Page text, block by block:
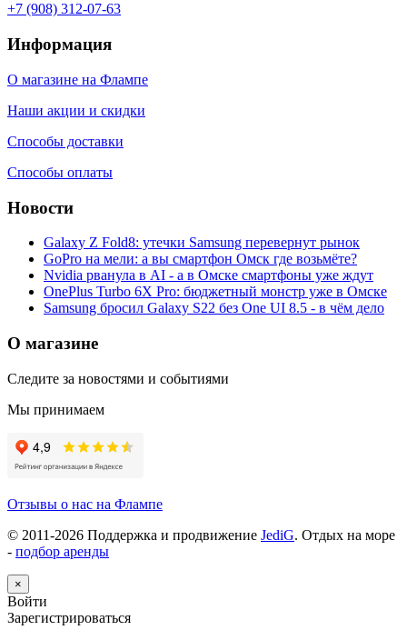
+7 (908) 312-07-63
Информация
О магазине на Флампе
Наши акции и скидки
Способы доставки
Способы оплаты
Новости
Galaxy Z Fold8: утечки Samsung перевернут рынок
GoPro на мели: а вы смартфон Омск где возьмёте?
Nvidia рванула в AI - а в Омске смартфоны уже ждут
OnePlus Turbo 6X Pro: бюджетный монстр уже в Омске
Samsung бросил Galaxy S22 без One UI 8.5 - в чём дело
О магазине
Следите за новостями и событиями
Мы принимаем
Отзывы о нас на Флампе
© 2011-2026 Поддержка и продвижение JediG. Отдых на море
- подбор аренды
×
Войти
Зарегистрироваться